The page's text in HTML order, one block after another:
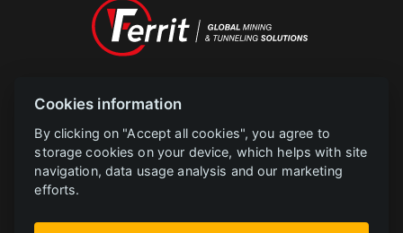
POLAR televize Ostrava s.r.o.
Copyright
2023 |www.polar.cz
PROJEKT FERRIT s.r.o. Implementace informačního systému společnosti
CZ.31.2.0/0.0/0.0/22_014/0005729 je financován Evropskou unií.
Cookies information
By clicking on "Accept all cookies", you agree to
storage cookies on your device, which helps with site
navigation, data usage analysis and our marketing
efforts.